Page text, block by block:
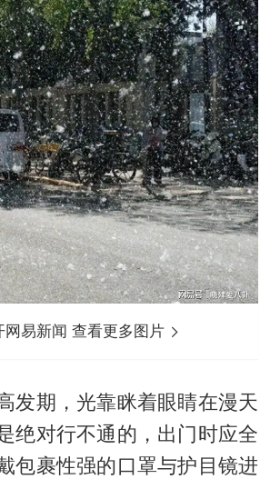
网易新闻 查看更多图片
发期，光靠眯着眼睛在漫天
绝对行不通的，出门时应全
包裹性强的口罩与护目镜进